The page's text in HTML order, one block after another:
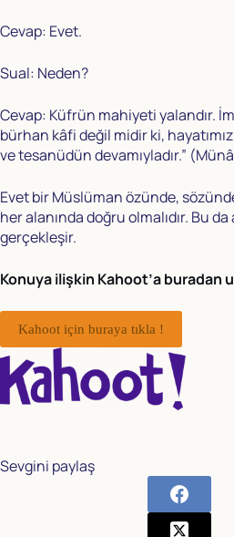
Cevap: Evet.
Sual: Neden?
Cevap: Küfrün mahiyeti yalandır.
bürhan kâfi değil midir ki,
ve tesanüdün devamıyladır.”
Evet bir Müslüman özünde,
her alanında doğru olmalıdır. Bu
gerçekleşir.
Konuya ilişkin Kahoot’a buradan
Kahoot için buraya tıkla !
Sevgini paylaş